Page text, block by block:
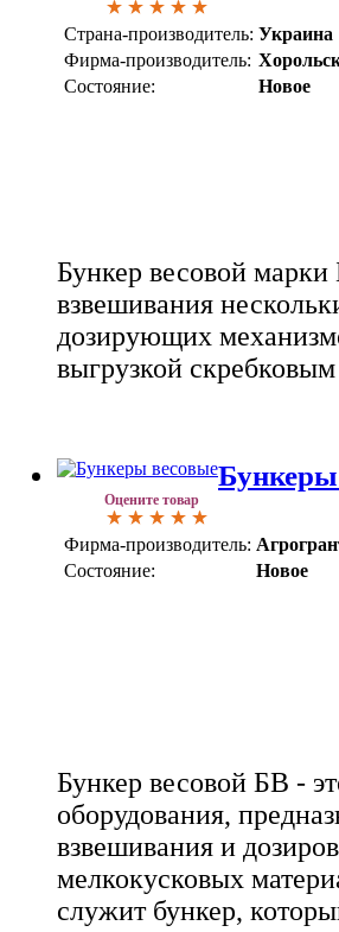
Страна-производитель: Украина
Фирма-производитель:
Состояние:
Новое
Бункер весовой
взвешивания
дозирующих
выгрузкой
Оцените товар
Фирма-производитель:
Состояние:
Новое
Бункер весовой БВ -
оборудования,
взвешивания и
мелкокусковых
служит бункер,